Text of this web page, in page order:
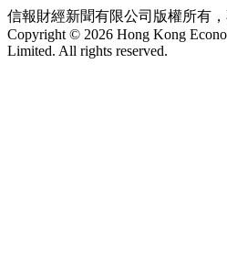
信報財經新聞有限公司版權所有，
Copyright © 2026 Hong Kong
Limited. All rights reserved.